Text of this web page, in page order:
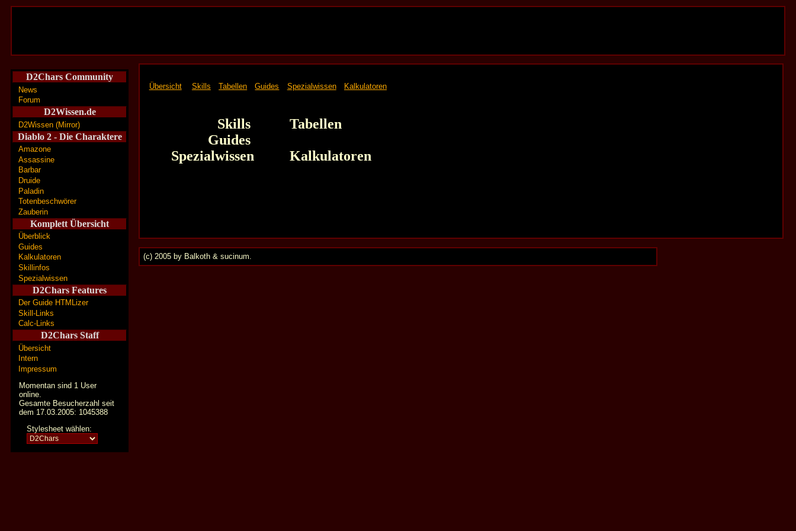
D2Chars Community
News
Forum
D2Wissen.de
D2Wissen (Mirror)
Diablo 2 - Die Charaktere
Amazone
Assassine
Barbar
Druide
Paladin
Totenbeschwörer
Zauberin
Komplett Übersicht
Überblick
Guides
Kalkulatoren
Skillinfos
Spezialwissen
D2Chars Features
Der Guide HTMLizer
Skill-Links
Calc-Links
D2Chars Staff
Übersicht
Intern
Impressum
Momentan sind 1 User
online.
Gesamte Besucherzahl seit
dem 17.03.2005: 1045388
Stylesheet wählen:
Übersicht Skills Tabellen Guides Spezialwissen Kalkulatoren
Skills
Tabellen
Guides
Spezialwissen
Kalkulatoren
(c) 2005 by Balkoth & sucinum.